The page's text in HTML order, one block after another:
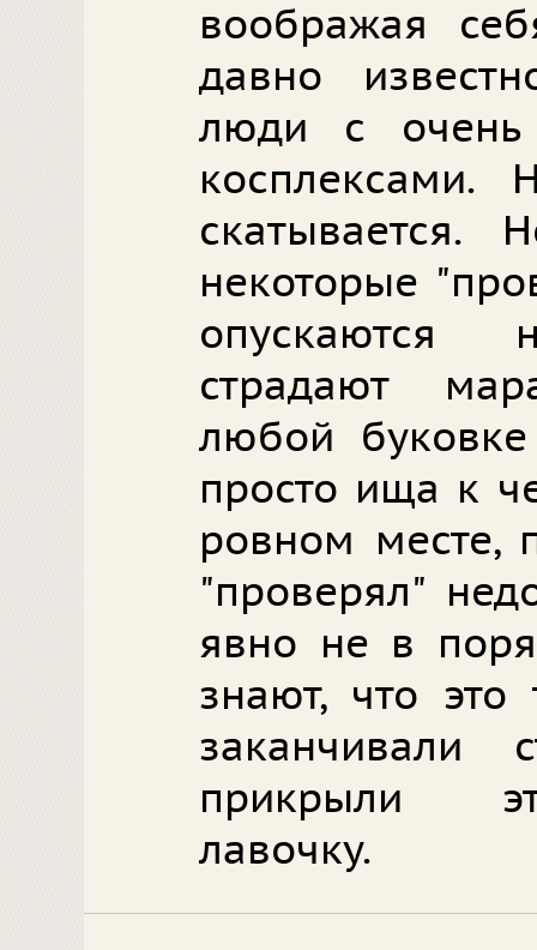
воображая
давно
люди с
косплексами.
скатывается.
некоторые
страдают
любой
просто ища к
ровном месте,
"проверял"
явно не в
знают, что
заканчивали
прикрыли
лавочку.